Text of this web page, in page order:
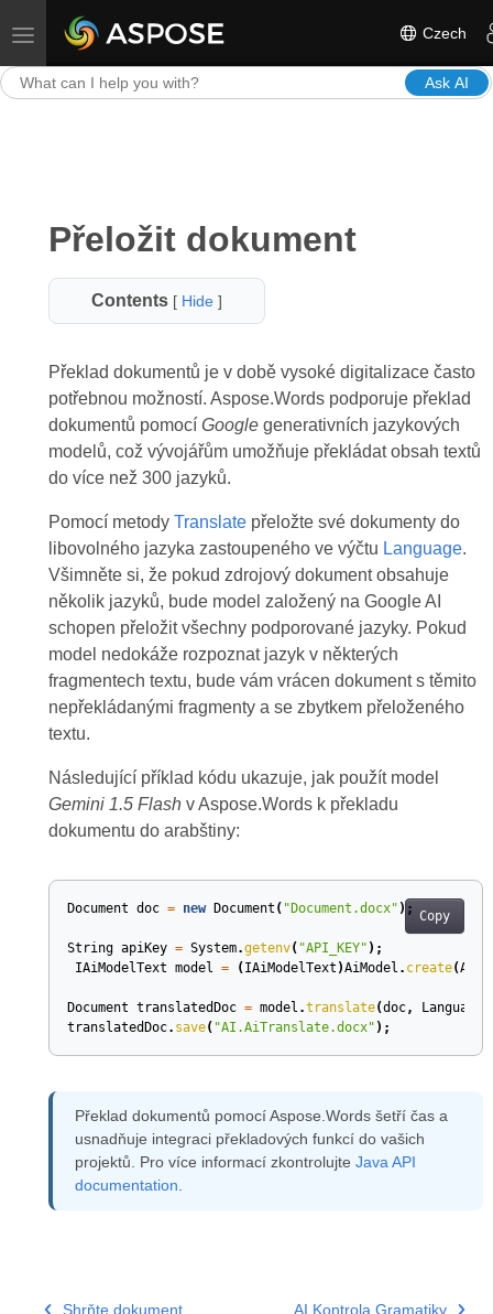
Toggle navigation Czech
Ask AI
Přeložit dokument
Contents [ Hide]
Překlad dokumentů je v době vysoké digitalizace často
potřebnou možností. Aspose.Words podporuje překlad
dokumentů pomocí Googlegenerativních jazykových
modelů, což vývojářům umožňuje překládat obsah textů
do více než 300 jazyků.
Pomocí metody Translatepřeložte své dokumenty do
libovolného jazyka zastoupeného ve výčtu Language.
Všimněte si, že pokud zdrojový dokument obsahuje
několik jazyků, bude model založený na Google AI
schopen přeložit všechny podporované jazyky. Pokud
model nedokáže rozpoznat jazyk v některých
fragmentech textu, bude vám vrácen dokument s těmito
nepřekládanými fragmenty a se zbytkem přeloženého
textu.
Následující příklad kódu ukazuje, jak použít model
Gemini 1.5 Flashv Aspose.Words k překladu
dokumentu do arabštiny:
Copy
Document doc = new Document ( "Document.docx" );
String apiKey = System.getenv( "API_KEY" );
IAiModelText model = ( IAiModelText )AiModel . create(
Document translatedDoc = model .translate(doc, Language
translatedDoc. save( "AI.AiTranslate.docx" );
Překlad dokumentů pomocí Aspose.Words šetří čas a
usnadňuje integraci překladových funkcí do vašich
projektů. Pro více informací zkontrolujte Java API
documentation
Shrňte dokument AI Kontrola Gramatiky